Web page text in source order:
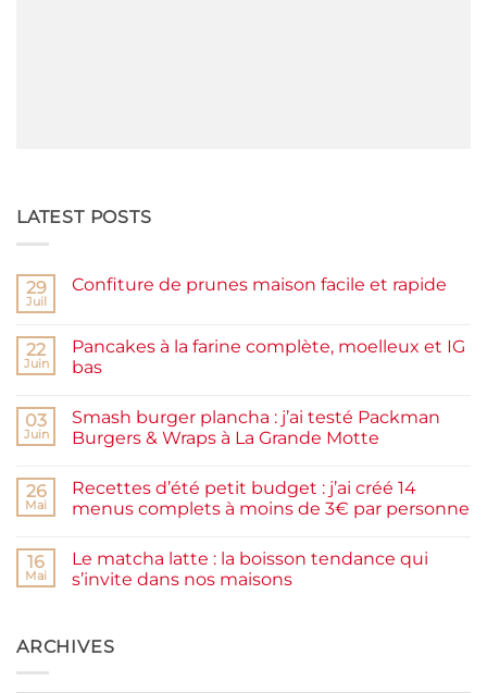
LATEST POSTS
29
Juil
Confiture de prunes maison facile et rapide
Confiture
de
prunes
et
rapide
22
Juin
Pancakes à la farine complète, moelleux et IG
bas
sur
Pancakes
à
complète,
moelleux
et
03
Juin
Smash burger plancha : j’ai testé Packman
Burgers & Wraps à La Grande Motte
sur
Smash
burger
testé
Packman
Burgers &
Grande
Motte
26
Mai
Recettes d’été petit budget : j’ai créé 14
menus complets à moins de 3€ par personne
sur
Recettes
d’été
j’ai
créé
16
Mai
Le matcha latte : la boisson tendance qui
s’invite dans nos maisons
Le
matcha
ARCHIVES